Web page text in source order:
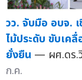
วว. จับมือ อบจ.
ไม้ประดับ ขับเค
ยั่งยืน — ผศ.ดร.
ก.ค.